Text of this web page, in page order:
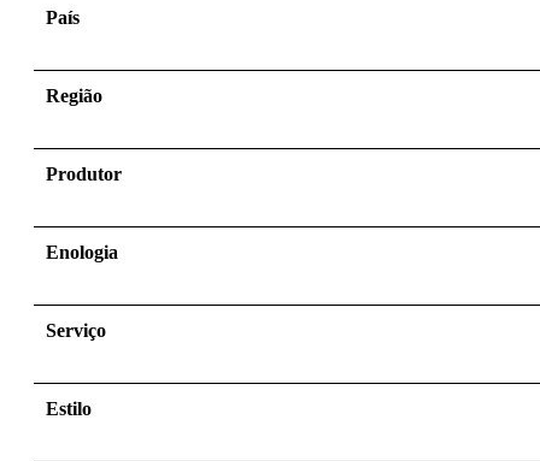
País
Região
Produtor
Enologia
Serviço
Estilo